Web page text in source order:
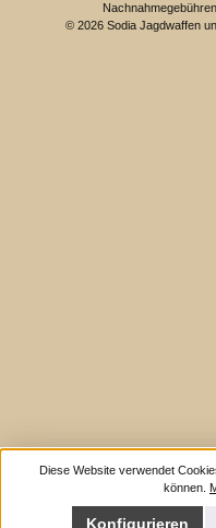
© 2026 Sodia Jagdwaffen
Diese Website verwendet
können.
Konfigurieren